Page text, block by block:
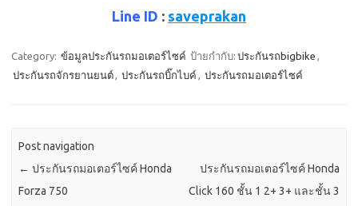
Line ID : saveprakan
Category: ข้อมูลประกันรถมอเตอร์ไซค์ ป้ายกำกับ: ประกันรถbigbike ,
ประกันรถจักรยานยนต์, ประกันรถบิ๊กไบค์ , ประกันรถมอเตอร์ไซค์
Post navigation
← ประกันรถมอเตอร์ไซค์ Honda
Forza 750
ประกันรถมอเตอร์ไซค์ Honda
Click 160 ชั้น 1 2+ 3+ และชั้น 3